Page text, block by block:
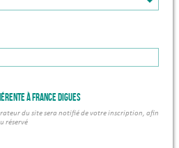
à France Digues
du site sera notifié de votre inscription, afin
réservé